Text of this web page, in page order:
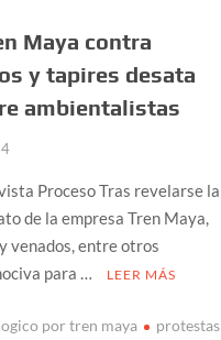
Maya contra
y tapires desata
ambientalistas
Proceso Tras revelarse la
de la empresa Tren Maya,
venados, entre otros
para …
LEER MÁS
por tren maya
protestas